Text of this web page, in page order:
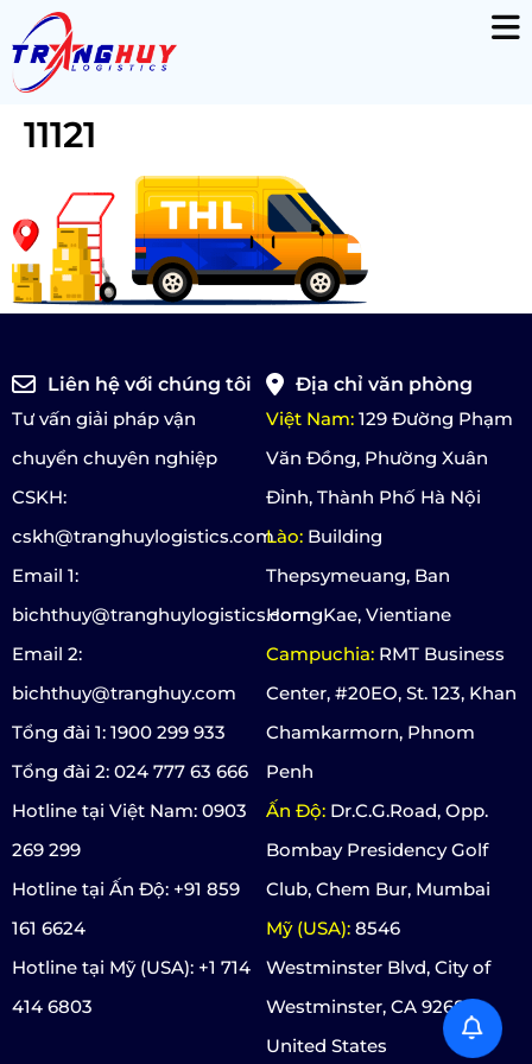
11121
Liên hệ với chúng tôi
Tư vấn giải pháp vận
chuyển chuyên nghiệp
CSKH:
cskh@tranghuylogistics.com
Email 1:
bichthuy@tranghuylogistics.com
Email 2:
bichthuy@tranghuy.com
Tổng đài 1: 1900 299 933
Tổng đài 2: 024 777 63 666
Hotline tại Việt Nam: 0903
269 299
Hotline tại Ấn Độ: +91 859
161 6624
Hotline tại Mỹ (USA): +1 714
414 6803
Địa chỉ văn phòng
Việt Nam: 129 Đường Phạm
Văn Đồng, Phường Xuân
Đỉnh, Thành Phố Hà Nội
Lào: Building
Thepsymeuang, Ban
HorngKae, Vientiane
Campuchia: RMT Business
Center, #20EO, St. 123, Khan
Chamkarmorn, Phnom
Penh
Ấn Độ: Dr.C.G.Road, Opp.
Bombay Presidency Golf
Club, Chem Bur, Mumbai
Mỹ (USA): 8546
Westminster Blvd, City of
Westminster, CA 92683,
United States